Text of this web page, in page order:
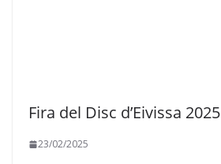
Fira del Disc d’Eivissa 2025
23/02/2025